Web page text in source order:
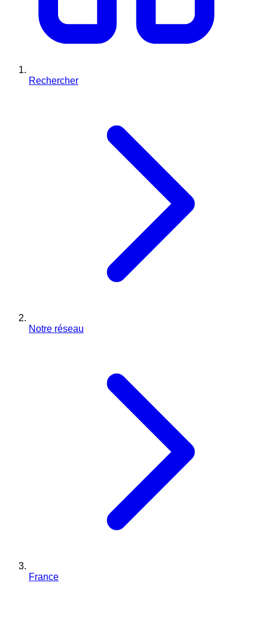
Rechercher
Notre réseau
France